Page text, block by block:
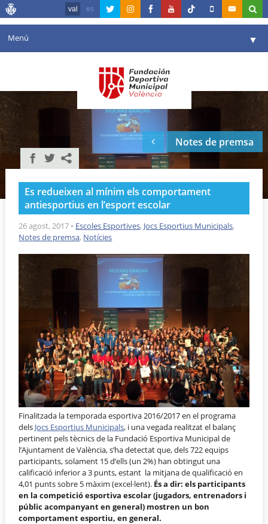
val es
Menú ▼
Agenda
Instal·lacions
Comunicació ▼
València en esport
Portal de Transparència
Reserves
Notes de premsa
Es redueixen al mínim els comportament
antiesportius en l’esport escolar
26 agost, 2017 • Escoles Esportives, Jocs Esportius Municipals,
Notes de premsa, Notícies
Finalitzada la temporada esportiva 2016/2017 en el programa
dels Jocs Esportius Municipals, i una vegada realitzat el balanç
pertinent pels tècnics de la Fundació Esportiva Municipal de
l’Ajuntament de València, s’ha detectat que, dels 722 equips
participants, solament 15 d’ells (un 2%) han obtingut una
calificació inferior a 3 punts, estant la mitjana de qualificació en
4,01 punts sobre 5 màxim (excel·lent). És a dir: els participants
en la competició esportiva escolar (jugadors, entrenadors i
públic acompanyant en general) mostren un bon
comportament esportiu, en general.